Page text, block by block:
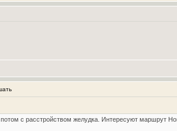
с расстройством желудка. Интересуют маршрут